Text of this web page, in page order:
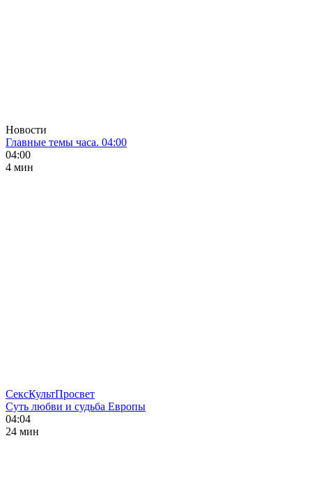
Новости
Главные темы часа. 04:00
04:00
4 мин
СексКультПросвет
Суть любви и судьба Европы
04:04
24 мин